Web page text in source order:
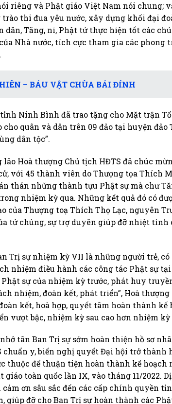
riêng và Phật giáo Việt Nam nói chung;
thi đua yêu nước, xây dựng khối đại
Tăng, ni, Phật tử thực hiện tốt các
Nhà nước, tích cực tham gia các phong
– BÁU VẬT CHÙA BÁI ĐÍNH
tỉnh Ninh Bình đã trao tặng cho Mặt trận
cho quân và dân trên 09 đảo tại huyện
dân tộc”.
lão Hoà thượng Chủ tịch HĐTS đã chúc
với 45 thành viên do Thượng tọa Thích
thán những thành tựu Phật sự mà chư
nhiệm kỳ qua. Những kết quả đó có
của Thượng toạ Thích Thọ Lạc, nguyên
tứ chúng, sự trợ duyên giúp đỡ nhiệt tình
Trị sự nhiệm kỳ VII là những người trẻ,
nhiệm điều hành các công tác Phật sự
sự của nhiệm kỳ trước, phát huy
nhiệm, đoàn kết, phát triển”, Hoà
kết, hoà hợp, quyết tâm hoàn thành kế
vượt bậc, nhiệm kỳ sau cao hơn nhiệm kỳ
tân Ban Trị sự sớm hoàn thiện hồ sơ
y, biến nghị quyết Đại hội trở thành
thuộc để thuận tiện hoàn thành kế hoạch
toàn quốc lần IX, vào tháng 11/2022.
ơn sâu sắc đến các cấp chính quyền
giúp đỡ cho Ban Trị sự hoàn thành các